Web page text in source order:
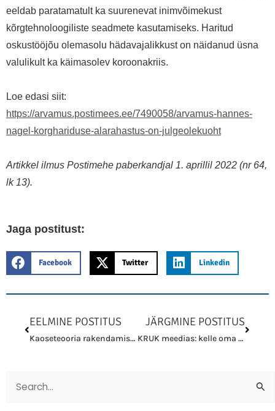
eeldab paratamatult ka suurenevat inimvõimekust
kõrgtehnoloogiliste seadmete kasutamiseks. Haritud
oskustööjõu olemasolu hädavajalikkust on näidanud üsna
valulikult ka käimasolev koroonakriis.
Loe edasi siit:
https://arvamus.postimees.ee/7490058/arvamus-hannes-
nagel-korghariduse-alarahastus-on-julgeolekuoht
Artikkel ilmus Postimehe paberkandjal 1. aprillil 2022 (nr 64,
lk 13).
Jaga postitust:
Facebook Twitter Linkedin
EELMINE POSTITUS
Kaoseteooria rakendamisest epideemiate kriisijuhtimisel
JÄRGMINE POSTITUS
KRUK meedias: kelle oma on kõrghariduskriis?
Search